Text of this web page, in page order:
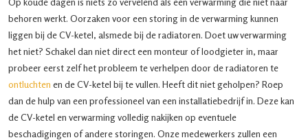
behoren werkt. Oorzaken voor een storing in de verwarming kunnen
liggen bij de CV-ketel, alsmede bij de radiatoren. Doet uw verwarming
het niet? Schakel dan niet direct een monteur of loodgieter in, maar
probeer eerst zelf het probleem te verhelpen door de radiatoren te
ontluchten en de CV-ketel bij te vullen. Heeft dit niet geholpen? Roep
dan de hulp van een professioneel van een installatiebedrijf in. Deze kan
de CV-ketel en verwarming volledig nakijken op eventuele
beschadigingen of andere storingen. Onze medewerkers zullen een